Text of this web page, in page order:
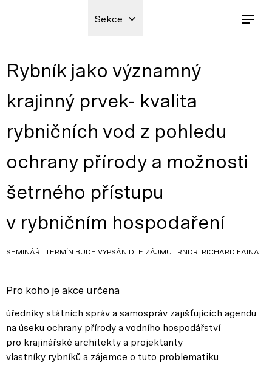
Sekce
Rybník jako významný
krajinný prvek- kvalita
rybničních vod z pohledu
ochrany přírody a možnosti
šetrného přístupu
v rybničním hospodaření
SEMINÁŘ TERMÍN BUDE VYPSÁN DLE ZÁJMU RNDR. RICHARD FAINA
Pro koho je akce určena
úředníky státních správ a samospráv zajišťujících agendu
na úseku ochrany přírody a vodního hospodářství
pro krajinářské architekty a projektanty
vlastníky rybníků a zájemce o tuto problematiku